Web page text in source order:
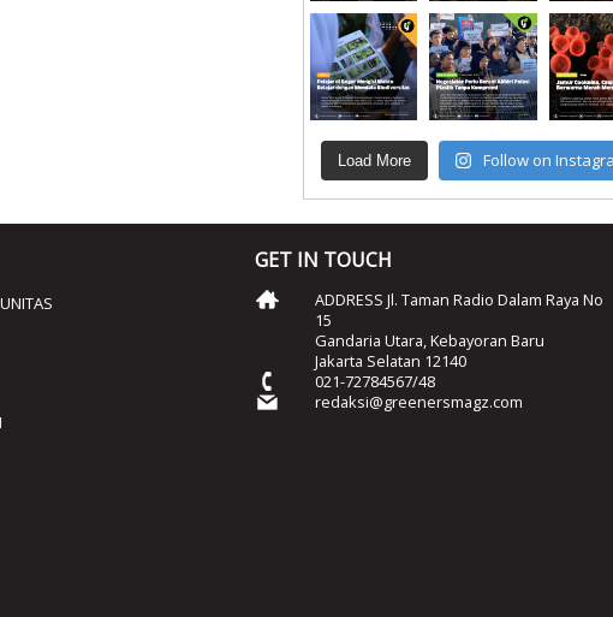
Load More Follow on
GET IN TOUCH
ADDRESS Jl. Taman Radio Dalam Raya No
15
Gandaria Utara, Kebayoran Baru
Jakarta Selatan 12140
021-72784567/48
redaksi@greenersmagz.com